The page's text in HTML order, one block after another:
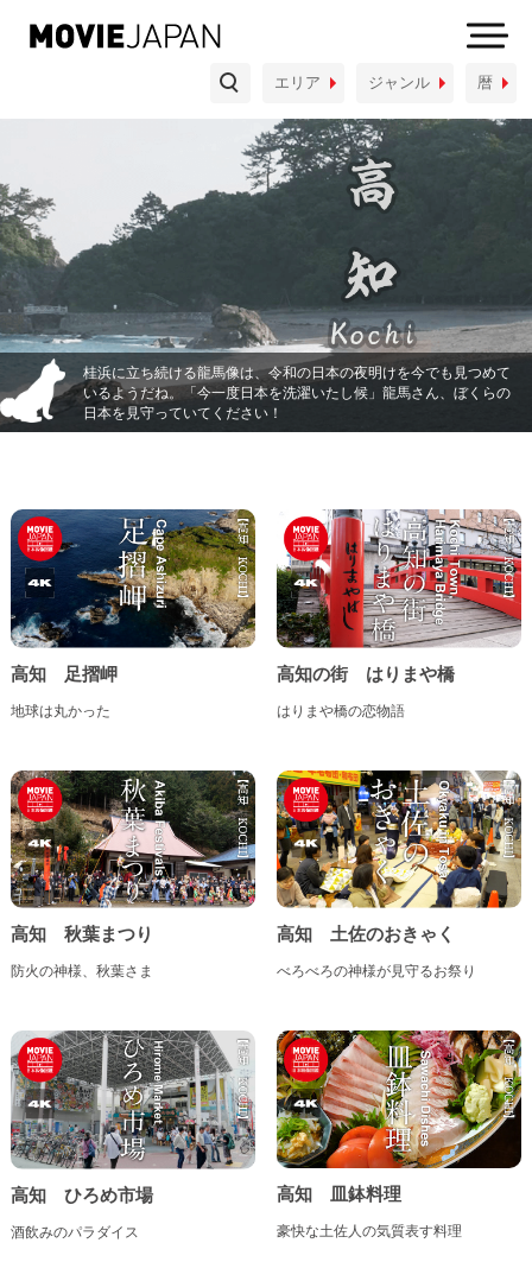
エリア ジャンル 暦
陶磁器・漆器
和紙・文具
小物・雑貨
暮し
体験 しごと あそび たべもの
埼玉県 千葉県
石川県 福井県
山梨県 長野県
近畿地方
三重県 滋賀県 京都府
中国地方
鳥取県 島根県 岡山県 広島県
山口県
四国地方
徳島県 香川県 愛媛県 高知県
九州・沖縄地方
大分県 鹿児島県 沖縄県
桂浜に立ち続ける龍馬像は、令和の日本の夜明けを今でも見つめて
いるようだね。「今一度日本を洗濯いたし候」龍馬さん、ぼくらの
日本を見守っていてください！
高知 足摺岬
地球は丸かった
高知の街 はりまや橋
はりまや橋の恋物語
高知 秋葉まつり
防火の神様、秋葉さま
高知 土佐のおきゃく
べろべろの神様が見守るお祭り
高知 ひろめ市場
酒飲みのパラダイス
高知 皿鉢料理
豪快な土佐人の気質表す料理